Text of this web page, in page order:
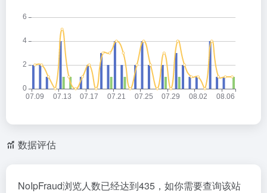
数据评估
NoIpFraud浏览人数已经达到435，如你需要查询该站